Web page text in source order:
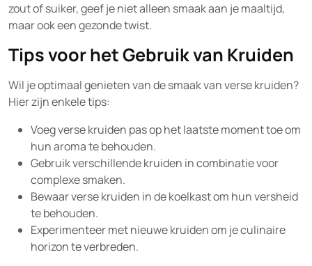
zout of suiker, geef je niet alleen smaak aan je maaltijd,
maar ook een gezonde twist.
Tips voor het Gebruik van Kruiden
Wil je optimaal genieten van de smaak van verse kruiden?
Hier zijn enkele tips:
Voeg verse kruiden pas op het laatste moment toe om
hun aroma te behouden.
Gebruik verschillende kruiden in combinatie voor
complexe smaken.
Bewaar verse kruiden in de koelkast om hun versheid
te behouden.
Experimenteer met nieuwe kruiden om je culinaire
horizon te verbreden.